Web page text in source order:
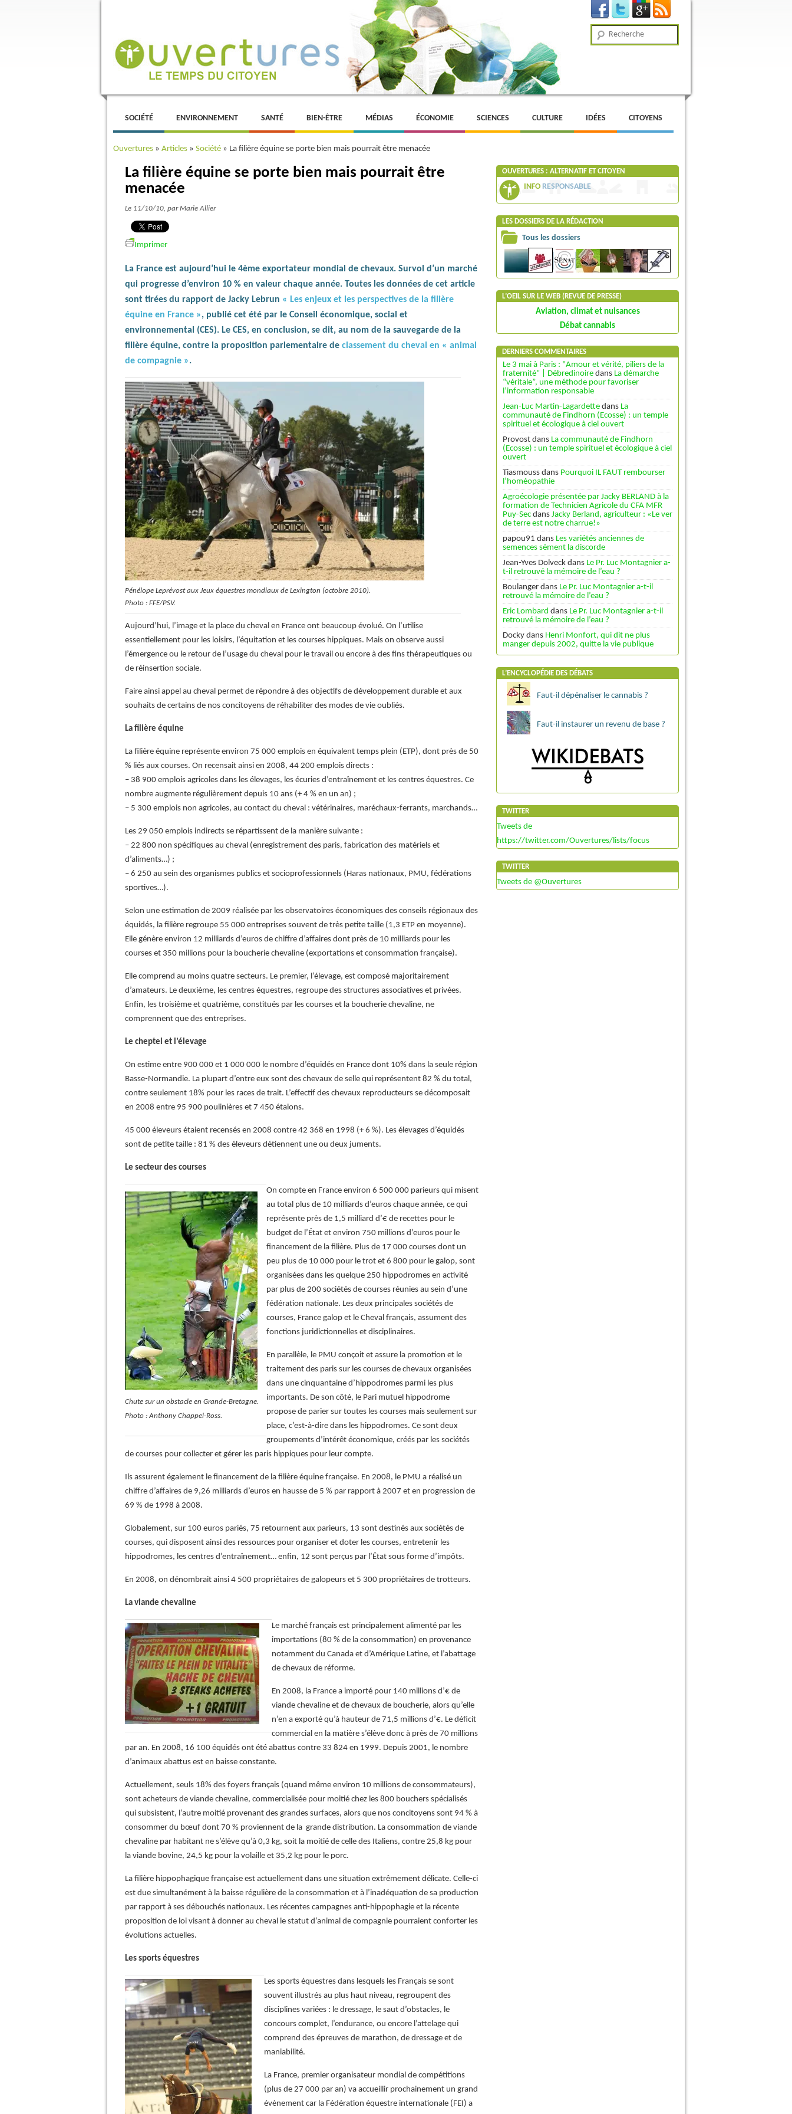
Recherche
Menu principal
ALLER AU CONTENU PRINCIPAL
ALLER AU CONTENU SECONDAIRE
SOCIÉTÉ ENVIRONNEMENT SANTÉ BIEN-ÊTRE MÉDIAS ÉCONOMIE SCIENCES CULTURE IDÉES CITOYENS
Ouvertures » Articles » Société » La filière équine se porte bien mais pourrait être menacée
La filière équine se porte bien mais pourrait être
menacée
Le 11/10/10, par Marie Allier
Imprimer
La France est aujourd’hui le 4ème exportateur mondial de chevaux. Survol d’un marché
qui progresse d’environ 10 % en valeur chaque année. Toutes les données de cet article
sont tirées du rapport de Jacky Lebrun « Les enjeux et les perspectives de la filière
équine en France », publié cet été par le Conseil économique, social et
environnemental (CES). Le CES, en conclusion, se dit, au nom de la sauvegarde de la
filière équine, contre la proposition parlementaire de classement du cheval en « animal
de compagnie ».
Pénélope Leprévost aux Jeux équestres mondiaux de Lexington (octobre 2010).
Photo : FFE/PSV.
Aujourd’hui, l’image et la place du cheval en France ont beaucoup évolué. On l’utilise
essentiellement pour les loisirs, l’équitation et les courses hippiques. Mais on observe aussi
l’émergence ou le retour de l’usage du cheval pour le travail ou encore à des fins thérapeutiques ou
de réinsertion sociale.
Faire ainsi appel au cheval permet de répondre à des objectifs de développement durable et aux
souhaits de certains de nos concitoyens de réhabiliter des modes de vie oubliés.
La filière équine
La filière équine représente environ 75 000 emplois en équivalent temps plein (ETP), dont près de 50
% liés aux courses. On recensait ainsi en 2008, 44 200 emplois directs :
– 38 900 emplois agricoles dans les élevages, les écuries d’entraînement et les centres équestres. Ce
nombre augmente régulièrement depuis 10 ans (+ 4 % en un an) ;
– 5 300 emplois non agricoles, au contact du cheval : vétérinaires, maréchaux-ferrants, marchands…
Les 29 050 emplois indirects se répartissent de la manière suivante :
– 22 800 non spécifiques au cheval (enregistrement des paris, fabrication des matériels et
d’aliments…) ;
– 6 250 au sein des organismes publics et socioprofessionnels (Haras nationaux, PMU, fédérations
sportives…).
Selon une estimation de 2009 réalisée par les observatoires économiques des conseils régionaux des
équidés, la filière regroupe 55 000 entreprises souvent de très petite taille (1,3 ETP en moyenne).
Elle génère environ 12 milliards d’euros de chiffre d’affaires dont près de 10 milliards pour les
courses et 350 millions pour la boucherie chevaline (exportations et consommation française).
Elle comprend au moins quatre secteurs. Le premier, l’élevage, est composé majoritairement
d’amateurs. Le deuxième, les centres équestres, regroupe des structures associatives et privées.
Enfin, les troisième et quatrième, constitués par les courses et la boucherie chevaline, ne
comprennent que des entreprises.
Le cheptel et l’élevage
On estime entre 900 000 et 1 000 000 le nombre d’équidés en France dont 10% dans la seule région
Basse-Normandie. La plupart d’entre eux sont des chevaux de selle qui représentent 82 % du total,
contre seulement 18% pour les races de trait. L’effectif des chevaux reproducteurs se décomposait
en 2008 entre 95 900 poulinières et 7 450 étalons.
45 000 éleveurs étaient recensés en 2008 contre 42 368 en 1998 (+ 6 %). Les élevages d’équidés
sont de petite taille : 81 % des éleveurs détiennent une ou deux juments.
Le secteur des courses
Chute sur un obstacle en Grande-Bretagne.
Photo : Anthony Chappel-Ross.
On compte en France environ 6 500 000 parieurs qui misent
au total plus de 10 milliards d’euros chaque année, ce qui
représente près de 1,5 milliard d’€ de recettes pour le
budget de l’État et environ 750 millions d’euros pour le
financement de la filière. Plus de 17 000 courses dont un
peu plus de 10 000 pour le trot et 6 800 pour le galop, sont
organisées dans les quelque 250 hippodromes en activité
par plus de 200 sociétés de courses réunies au sein d’une
fédération nationale. Les deux principales sociétés de
courses, France galop et le Cheval français, assument des
fonctions juridictionnelles et disciplinaires.
En parallèle, le PMU conçoit et assure la promotion et le
traitement des paris sur les courses de chevaux organisées
dans une cinquantaine d’hippodromes parmi les plus
importants. De son côté, le Pari mutuel hippodrome
propose de parier sur toutes les courses mais seulement sur
place, c’est-à-dire dans les hippodromes. Ce sont deux
groupements d’intérêt économique, créés par les sociétés
de courses pour collecter et gérer les paris hippiques pour leur compte.
Ils assurent également le financement de la filière équine française. En 2008, le PMU a réalisé un
chiffre d’affaires de 9,26 milliards d’euros en hausse de 5 % par rapport à 2007 et en progression de
69 % de 1998 à 2008.
Globalement, sur 100 euros pariés, 75 retournent aux parieurs, 13 sont destinés aux sociétés de
courses, qui disposent ainsi des ressources pour organiser et doter les courses, entretenir les
hippodromes, les centres d’entraînement… enfin, 12 sont perçus par l’État sous forme d’impôts.
En 2008, on dénombrait ainsi 4 500 propriétaires de galopeurs et 5 300 propriétaires de trotteurs.
La viande chevaline
Le marché français est principalement alimenté par les
importations (80 % de la consommation) en provenance
notamment du Canada et d’Amérique Latine, et l’abattage
de chevaux de réforme.
En 2008, la France a importé pour 140 millions d’€ de
viande chevaline et de chevaux de boucherie, alors qu’elle
n’en a exporté qu’à hauteur de 71,5 millions d’€. Le déficit
commercial en la matière s’élève donc à près de 70 millions
par an. En 2008, 16 100 équidés ont été abattus contre 33 824 en 1999. Depuis 2001, le nombre
d’animaux abattus est en baisse constante.
Actuellement, seuls 18% des foyers français (quand même environ 10 millions de consommateurs),
sont acheteurs de viande chevaline, commercialisée pour moitié chez les 800 bouchers spécialisés
qui subsistent, l’autre moitié provenant des grandes surfaces, alors que nos concitoyens sont 94 % à
consommer du bœuf dont 70 % proviennent de la grande distribution. La consommation de viande
chevaline par habitant ne s’élève qu’à 0,3 kg, soit la moitié de celle des Italiens, contre 25,8 kg pour
la viande bovine, 24,5 kg pour la volaille et 35,2 kg pour le porc.
La filière hippophagique française est actuellement dans une situation extrêmement délicate. Celle-ci
est due simultanément à la baisse régulière de la consommation et à l’inadéquation de sa production
par rapport à ses débouchés nationaux. Les récentes campagnes anti-hippophagie et la récente
proposition de loi visant à donner au cheval le statut d’animal de compagnie pourraient conforter les
évolutions actuelles.
Les sports équestres
Les sports équestres dans lesquels les Français se sont
souvent illustrés au plus haut niveau, regroupent des
disciplines variées : le dressage, le saut d’obstacles, le
concours complet, l’endurance, ou encore l’attelage qui
comprend des épreuves de marathon, de dressage et de
maniabilité.
La France, premier organisateur mondial de compétitions
(plus de 27 000 par an) va accueillir prochainement un grand
évènement car la Fédération équestre internationale (FEI) a
OUVERTURES : ALTERNATIF ET CITOYEN
INFO RESPONSABLE
LES DOSSIERS DE LA RÉDACTION
Tous les dossiers
L’OEIL SUR LE WEB (REVUE DE PRESSE)
Aviation, climat et nuisances
Débat cannabis
DERNIERS COMMENTAIRES
Le 3 mai à Paris : "Amour et vérité, piliers de la
fraternité" | Débredinoire dans La démarche
“véritale”, une méthode pour favoriser
l’information responsable
Jean-Luc Martin-Lagardette dans La
communauté de Findhorn (Ecosse) : un temple
spirituel et écologique à ciel ouvert
Provost dans La communauté de Findhorn
(Ecosse) : un temple spirituel et écologique à ciel
ouvert
Tiasmouss dans Pourquoi IL FAUT rembourser
l’homéopathie
Agroécologie présentée par Jacky BERLAND à la
formation de Technicien Agricole du CFA MFR
Puy-Sec dans Jacky Berland, agriculteur : «Le ver
de terre est notre charrue!»
papou91 dans Les variétés anciennes de
semences sèment la discorde
Jean-Yves Dolveck dans Le Pr. Luc Montagnier a-
t-il retrouvé la mémoire de l’eau ?
Boulanger dans Le Pr. Luc Montagnier a-t-il
retrouvé la mémoire de l’eau ?
Eric Lombard dans Le Pr. Luc Montagnier a-t-il
retrouvé la mémoire de l’eau ?
Docky dans Henri Monfort, qui dit ne plus
manger depuis 2002, quitte la vie publique
L’ENCYCLOPÉDIE DES DÉBATS
Faut-il dépénaliser le cannabis ?
Faut-il instaurer un revenu de base ?
TWITTER
Tweets de
https://twitter.com/Ouvertures/lists/focus
TWITTER
Tweets de @Ouvertures